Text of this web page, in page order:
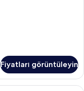
Fiyatları görüntüleyin
2 Yatak Odası, Golf